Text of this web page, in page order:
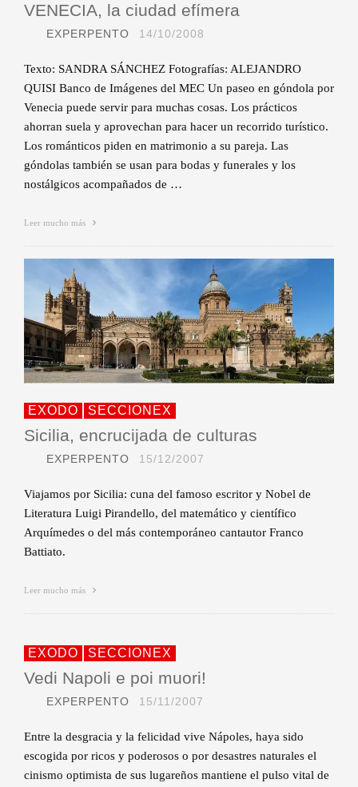
VENECIA, la ciudad efímera
EXPERPENTO 14/10/2008
Texto: SANDRA SÁNCHEZ Fotografías: ALEJANDRO
QUISI Banco de Imágenes del MEC Un paseo en góndola por
Venecia puede servir para muchas cosas. Los prácticos
ahorran suela y aprovechan para hacer un recorrido turístico.
Los románticos piden en matrimonio a su pareja. Las
góndolas también se usan para bodas y funerales y los
nostálgicos acompañados de …
Leer mucho más
EXODO SECCIONEX
Sicilia, encrucijada de culturas
EXPERPENTO 15/12/2007
Viajamos por Sicilia: cuna del famoso escritor y Nobel de
Literatura Luigi Pirandello, del matemático y científico
Arquímedes o del más contemporáneo cantautor Franco
Battiato.
Leer mucho más
EXODO SECCIONEX
Vedi Napoli e poi muori!
EXPERPENTO 15/11/2007
Entre la desgracia y la felicidad vive Nápoles, haya sido
escogida por ricos y poderosos o por desastres naturales el
cinismo optimista de sus lugareños mantiene el pulso vital de